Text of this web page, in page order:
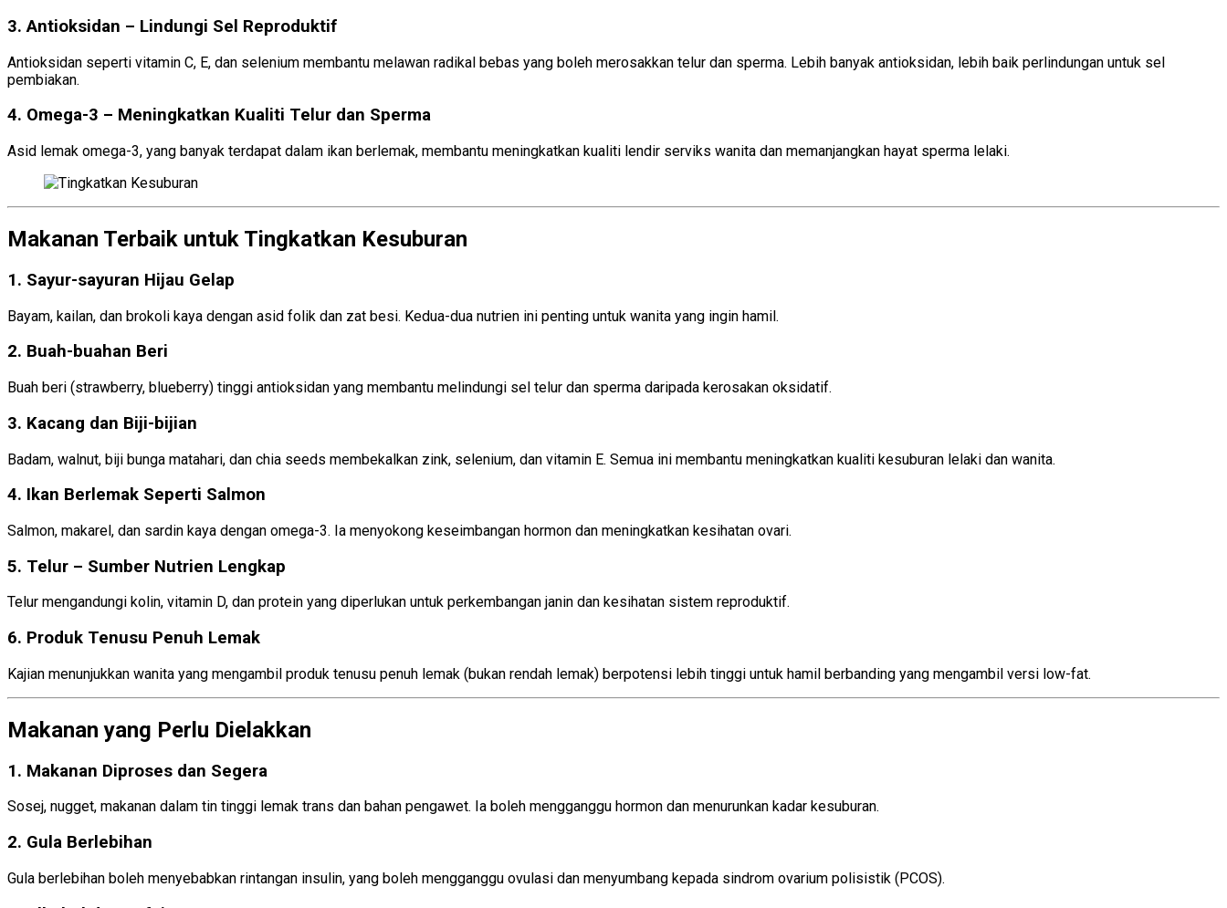
3. Antioksidan – Lindungi Sel Reproduktif
Antioksidan seperti vitamin C, E, dan selenium membantu melawan radikal bebas yang boleh merosakkan telur dan sperma. Lebih banyak antioksidan, lebih baik perlindungan untuk sel
pembiakan.
4. Omega-3 – Meningkatkan Kualiti Telur dan Sperma
Asid lemak omega-3, yang banyak terdapat dalam ikan berlemak, membantu meningkatkan kualiti lendir serviks wanita dan memanjangkan hayat sperma lelaki.
Makanan Terbaik untuk Tingkatkan Kesuburan
1. Sayur-sayuran Hijau Gelap
Bayam, kailan, dan brokoli kaya dengan asid folik dan zat besi. Kedua-dua nutrien ini penting untuk wanita yang ingin hamil.
2. Buah-buahan Beri
Buah beri (strawberry, blueberry) tinggi antioksidan yang membantu melindungi sel telur dan sperma daripada kerosakan oksidatif.
3. Kacang dan Biji-bijian
Badam, walnut, biji bunga matahari, dan chia seeds membekalkan zink, selenium, dan vitamin E. Semua ini membantu meningkatkan kualiti kesuburan lelaki dan wanita.
4. Ikan Berlemak Seperti Salmon
Salmon, makarel, dan sardin kaya dengan omega-3. Ia menyokong keseimbangan hormon dan meningkatkan kesihatan ovari.
5. Telur – Sumber Nutrien Lengkap
Telur mengandungi kolin, vitamin D, dan protein yang diperlukan untuk perkembangan janin dan kesihatan sistem reproduktif.
6. Produk Tenusu Penuh Lemak
Kajian menunjukkan wanita yang mengambil produk tenusu penuh lemak (bukan rendah lemak) berpotensi lebih tinggi untuk hamil berbanding yang mengambil versi low-fat.
Makanan yang Perlu Dielakkan
1. Makanan Diproses dan Segera
Sosej, nugget, makanan dalam tin tinggi lemak trans dan bahan pengawet. Ia boleh mengganggu hormon dan menurunkan kadar kesuburan.
2. Gula Berlebihan
Gula berlebihan boleh menyebabkan rintangan insulin, yang boleh mengganggu ovulasi dan menyumbang kepada sindrom ovarium polisistik (PCOS).